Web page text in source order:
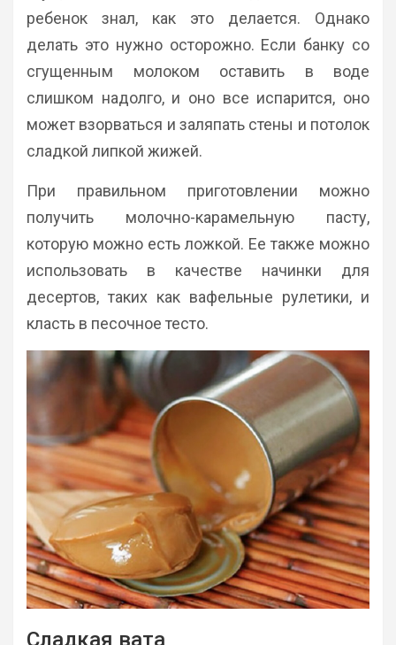
ребенок знал, как это делается. Однако
делать это нужно осторожно. Если банку со
сгущенным молоком оставить в воде
слишком надолго, и оно все испарится, оно
может взорваться и заляпать стены и потолок
сладкой липкой жижей.
При правильном приготовлении можно
получить молочно-карамельную пасту,
которую можно есть ложкой. Ее также можно
использовать в качестве начинки для
десертов, таких как вафельные рулетики, и
класть в песочное тесто.
Сладкая вата